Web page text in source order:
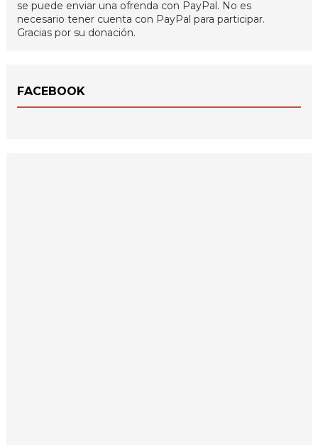
se puede enviar una ofrenda con PayPal. No es
necesario tener cuenta con PayPal para participar.
Gracias por su donación.
FACEBOOK